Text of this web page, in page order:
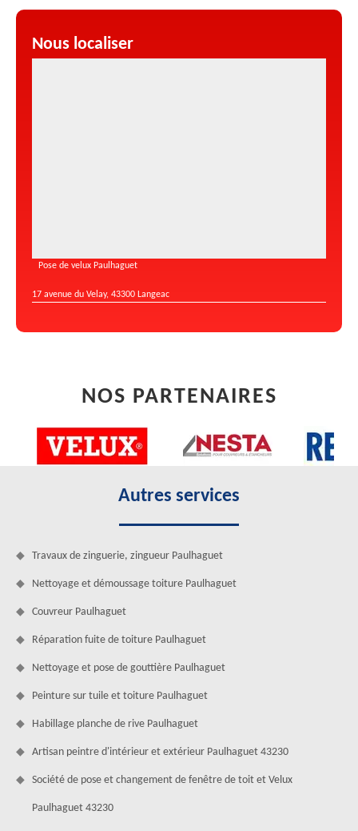
Nous localiser
Pose de velux Paulhaguet
17 avenue du Velay, 43300 Langeac
NOS PARTENAIRES
Autres services
Travaux de zinguerie, zingueur Paulhaguet
Nettoyage et démoussage toiture Paulhaguet
Couvreur Paulhaguet
Réparation fuite de toiture Paulhaguet
Nettoyage et pose de gouttière Paulhaguet
Peinture sur tuile et toiture Paulhaguet
Habillage planche de rive Paulhaguet
Artisan peintre d'intérieur et extérieur Paulhaguet 43230
Société de pose et changement de fenêtre de toit et Velux
Paulhaguet 43230